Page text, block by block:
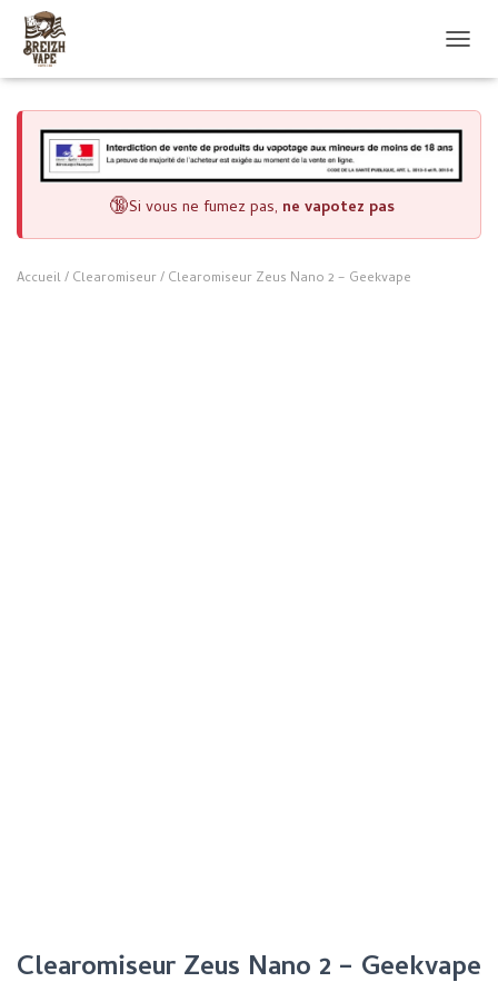
🔞Si vous ne fumez pas, ne vapotez pas
Accueil/ Clearomiseur/ Clearomiseur Zeus Nano 2 – Geekvape
Clearomiseur Zeus Nano 2 – Geekvape